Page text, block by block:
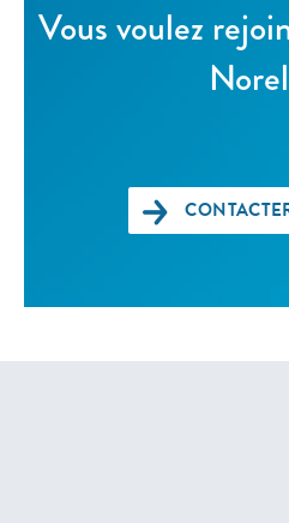
Vous voulez